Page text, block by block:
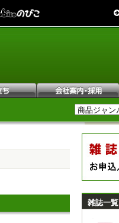
雑誌一覧